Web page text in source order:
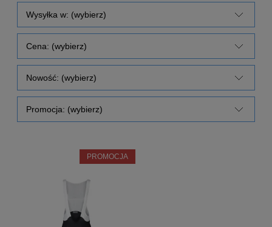
Wysyłka w: (wybierz)
Cena: (wybierz)
Nowość: (wybierz)
Promocja: (wybierz)
PROMOCJA